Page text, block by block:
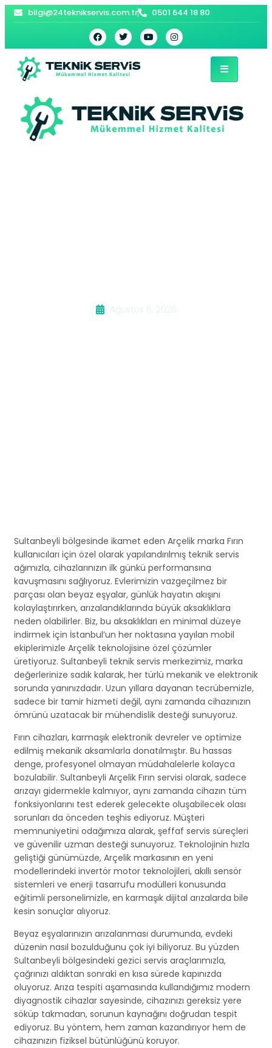
bilgi@24teknikservis.com.tr 0501 644 18 80
Ağustos 6, 2026
Sultanbeyli bölgesinde ikamet eden Arçelik marka Fırın
kullanıcıları için özel olarak yapılandırılmış teknik servis
ağımızla, cihazlarınızın ilk günkü performansına
kavuşmasını sağlıyoruz. Evlerimizin vazgeçilmez bir
parçası olan beyaz eşyalar, günlük hayatın akışını
kolaylaştırırken, arızalandıklarında büyük aksaklıklara
neden olabilirler. Biz, bu aksaklıkları en minimal düzeye
indirmek için İstanbul’un her noktasına yayılan mobil
ekiplerimizle Arçelik teknolojisine özel çözümler
üretiyoruz. Sultanbeyli teknik servis merkezimiz, marka
değerlerinize sadık kalarak, her türlü mekanik ve elektronik
sorunda yanınızdadır. Uzun yıllara dayanan tecrübemizle,
sadece bir tamir hizmeti değil, aynı zamanda cihazınızın
ömrünü uzatacak bir mühendislik desteği sunuyoruz.
Fırın cihazları, karmaşık elektronik devreler ve optimize
edilmiş mekanik aksamlarla donatılmıştır. Bu hassas
denge, profesyonel olmayan müdahalelerle kolayca
bozulabilir. Sultanbeyli Arçelik Fırın servisi olarak, sadece
arızayı gidermekle kalmıyor, aynı zamanda cihazın tüm
fonksiyonlarını test ederek gelecekte oluşabilecek olası
sorunları da önceden teşhis ediyoruz. Müşteri
memnuniyetini odağımıza alarak, şeffaf servis süreçleri
ve güvenilir uzman desteği sunuyoruz. Teknolojinin hızla
geliştiği günümüzde, Arçelik markasının en yeni
modellerindeki invertör motor teknolojileri, akıllı sensör
sistemleri ve enerji tasarrufu modülleri konusunda
eğitimli personelimizle, en karmaşık dijital arızalarda bile
kesin sonuçlar alıyoruz.
Beyaz eşyalarınızın arızalanması durumunda, evdeki
düzenin nasıl bozulduğunu çok iyi biliyoruz. Bu yüzden
Sultanbeyli bölgesindeki gezici servis araçlarımızla,
çağrınızı aldıktan sonraki en kısa sürede kapınızda
oluyoruz. Arıza tespiti aşamasında kullandığımız modern
diyagnostik cihazlar sayesinde, cihazınızı gereksiz yere
söküp takmadan, sorunun kaynağını doğrudan tespit
ediyoruz. Bu yöntem, hem zaman kazandırıyor hem de
cihazınızın fiziksel bütünlüğünü koruyor.